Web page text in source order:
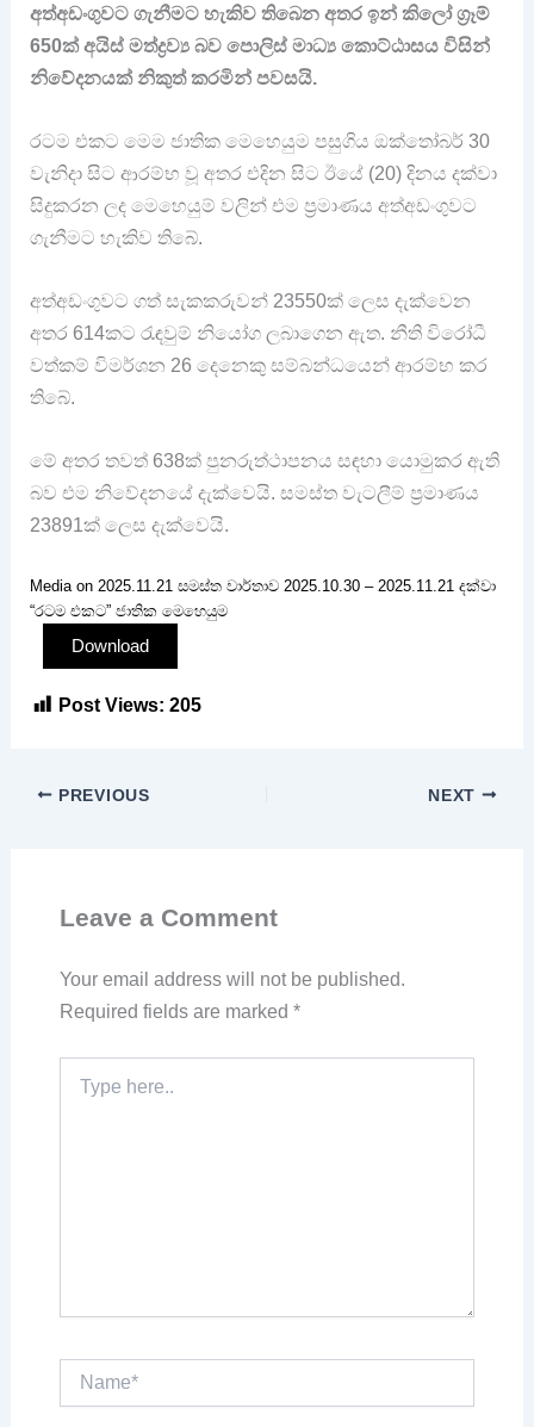
අත්අඩංගුවට ගැනීමට හැකිව තිබෙන අතර ඉන් කිලෝ ග්‍රෑම්
650ක් අයිස් මත්ද්‍රව්‍ය බව පොලිස් මාධ්‍ය කොට්ඨාසය විසින්
නිවේදනයක් නිකුත් කරමින් පවසයි.
රටම එකට මෙම ජාතික මෙහෙයුම පසුගිය ඔක්තෝබර් 30
වැනිදා සිට ආරම්භ වූ අතර එදින සිට ඊයේ (20) දිනය දක්වා
සිදුකරන ලද මෙහෙයුම් වලින් එම ප්‍රමාණය අත්අඩංගුවට
ගැනීමට හැකිව තිබේ.
අත්අඩංගුවට ගත් සැකකරුවන් 23550ක් ලෙස දැක්වෙන
අතර 614කට රැඳවුම් නියෝග ලබාගෙන ඇත. නීති විරෝධී
වත්කම් විමර්ශන 26 දෙනෙකු සම්බන්ධයෙන් ආරම්භ කර
තිබේ.
මේ අතර තවත් 638ක් පුනරුත්ථාපනය සඳහා යොමුකර ඇති
බව එම නිවේදනයේ දැක්වෙයි. සමස්ත වැටලීම් ප්‍රමාණය
23891ක් ලෙස දැක්වෙයි.
Media on 2025.11.21 සමස්ත වාර්තාව 2025.10.30 – 2025.11.21 දක්වා
“රටම එකට” ජාතික මෙහෙයුම
Download
Post Views: 205
PREVIOUS NEXT
Leave a Comment
Your email address will not be published.
Required fields are marked *
here..